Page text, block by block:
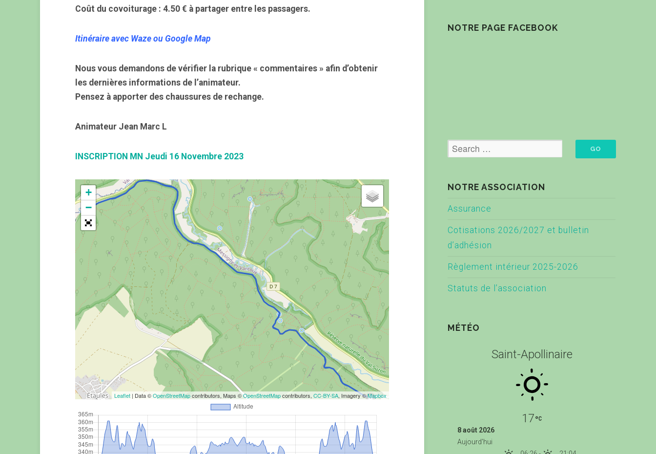
Coût du covoiturage : 4.50 € à partager entre les passagers.
Itinéraire avec Waze ou Google Map
Nous vous demandons de vérifier la rubrique « commentaires » afin d’obtenir
les dernières informations de l’animateur.
Pensez à apporter des chaussures de rechange.
Animateur Jean Marc L
INSCRIPTION MN Jeudi 16 Novembre 2023
+
−
Leaflet | Data ©OpenStreetMapcontributors, Maps ©OpenStreetMapcontributors,CC-BY-SA, Imagery ©Mapbox
NOTRE PAGE FACEBOOK
NOTRE ASSOCIATION
Assurance
Cotisations 2026/2027 et bulletin
d’adhésion
Règlement intérieur 2025-2026
Statuts de l’association
MÉTÉO
Saint-Apollinaire
17
8 août 2026
Aujourd'hui